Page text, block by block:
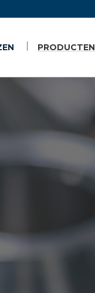
PRODUCTEN